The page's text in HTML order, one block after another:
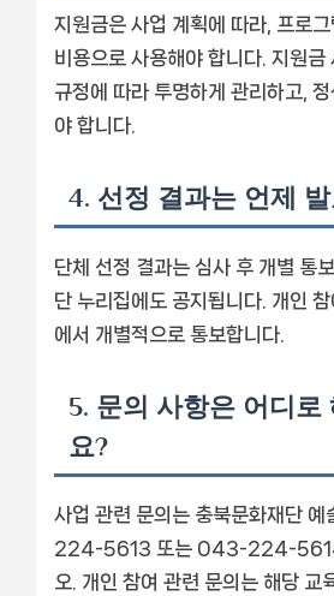
지원금은 사업 계획에 따라, 프로
비용으로 사용해야 합니다. 지원금
규정에 따라 투명하게 관리하고,
야 합니다.
4. 선정 결과는 언제
단체 선정 결과는 심사 후 개별 통
단 누리집에도 공지됩니다. 개인 참
에서 개별적으로 통보합니다.
5. 문의 사항은 어디로
요?
사업 관련 문의는 충북문화재단
224-5613 또는 043-224-
오. 개인 참여 관련 문의는 해당 교